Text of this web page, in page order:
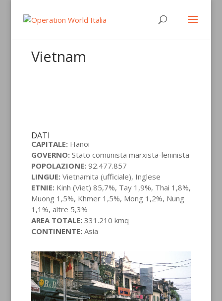
Vietnam
DATI
CAPITALE: Hanoi
GOVERNO: Stato comunista marxista-leninista
POPOLAZIONE: 92.477.857
LINGUE: Vietnamita (ufficiale), Inglese
ETNIE:Kinh (Viet) 85,7%, Tay 1,9%, Thai 1,8%,
Muong 1,5%, Khmer 1,5%, Mong 1,2%, Nung
1,1%, altre 5,3%
AREA TOTALE: 331.210 kmq
CONTINENTE: Asia